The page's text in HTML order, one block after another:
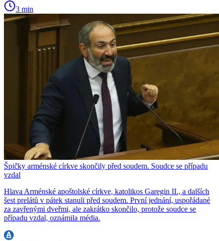
3 min
Špičky arménské církve skončily před soudem. Soudce se případu
vzdal
Hlava Arménské apoštolské církve, katolikos Garegin II., a dalších
šest prelátů v pátek stanuli před soudem. První jednání, uspořádané
za zavřenými dveřmi, ale zakrátko skončilo, protože soudce se
případu vzdal, oznámila média.